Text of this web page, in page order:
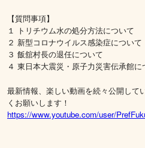
【質問事項】
１ トリチウム水の処分方法について
２ 新型コロナウイルス感染症について
３ 飯舘村長の退任について
４ 東日本大震災・原子力災害伝承館に
最新情報、楽しい動画を続々公開して
くお願いします！
https://www.youtube.com/user/